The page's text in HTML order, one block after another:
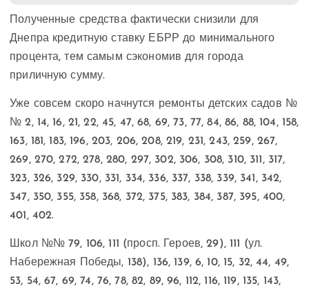
Полученные средства фактически снизили для
Днепра кредитную ставку ЕБРР до минимального
процента, тем самым сэкономив для города
приличную сумму.
Уже совсем скоро начнутся ремонты детских садов №
№ 2, 14, 16, 21, 22, 45, 47, 68, 69, 73, 77, 84, 86, 88, 104, 158,
163, 181, 183, 196, 203, 206, 208, 219, 231, 243, 259, 267,
269, 270, 272, 278, 280, 297, 302, 306, 308, 310, 311, 317,
323, 326, 329, 330, 331, 334, 336, 337, 338, 339, 341, 342,
347, 350, 355, 358, 368, 372, 375, 383, 384, 387, 395, 400,
401, 402.
Школ №№ 79, 106, 111 (просп. Героев, 29), 111 (ул.
Набережная Победы, 138), 136, 139, 6, 10, 15, 32, 44, 49,
53, 54, 67, 69, 74, 76, 78, 82, 89, 96, 112, 116, 119, 135, 143,